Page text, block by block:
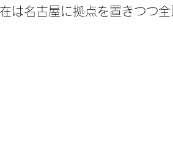
は名古屋に拠点を置きつつ